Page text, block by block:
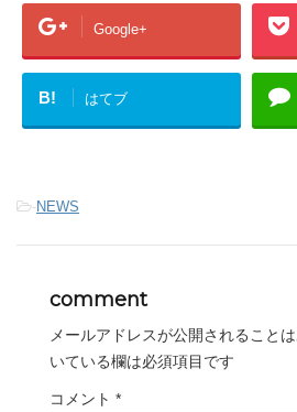
Google+
B! はてブ
-NEWS
comment
メールアドレスが公開されることは
いている欄は必須項目です
コメント *